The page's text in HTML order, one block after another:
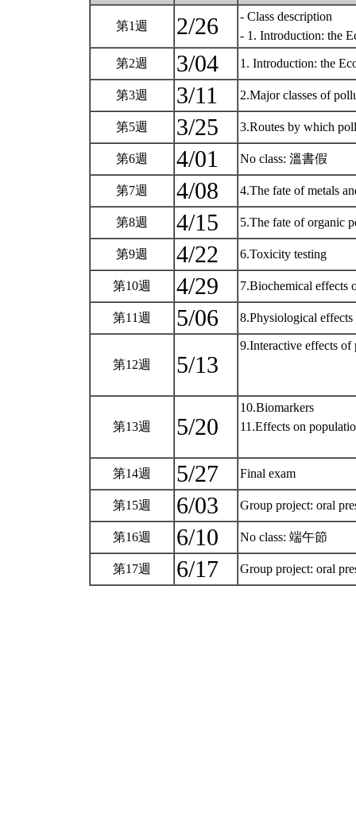
第1週 2/26
- Class description
- 1. Introduction: the
第2週 3/04 1. Introduction: the
第3週 3/11 2.Major classes of
第5週 3/25 3.Routes by which
第6週 4/01 No class: 溫書假
第7週 4/08 4.The fate of metals
第8週 4/15 5.The fate of organic
第9週 4/22 6.Toxicity testing
第10週 4/29 7.Biochemical
第11週 5/06 8.Physiological
第12週 5/13
9.Interactive effects of
第13週 5/20
10.Biomarkers
11.Effects on
第14週 5/27 Final exam
第15週 6/03 Group project: oral
第16週 6/10 No class: 端午節
第17週 6/17 Group project: oral